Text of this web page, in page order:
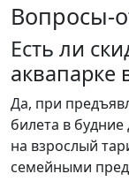
Вопросы-
Есть ли
аквапарке
Да, при
билета в будние
на взрослый
семейными